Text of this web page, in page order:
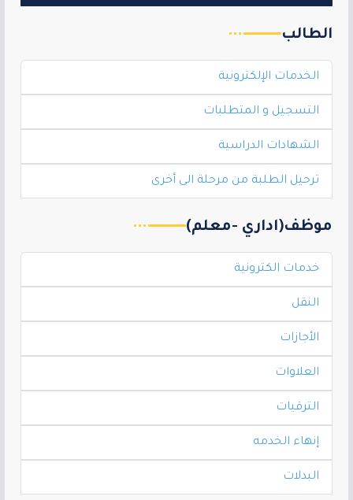
الطالب
الخدمات الإلكترونية
التسجيل و المتطلبات
الشهادات الدراسية
ترحيل الطلبة من مرحلة الى أخرى
موظف(اداري -معلم)
خدمات الكترونية
النقل
الأجازات
العلاوات
الترقيات
إنهاء الخدمه
البدلات